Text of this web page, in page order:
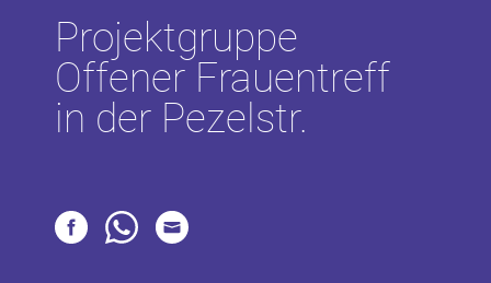
Projektgruppe
Offener Frauentreff
in der Pezelstr.